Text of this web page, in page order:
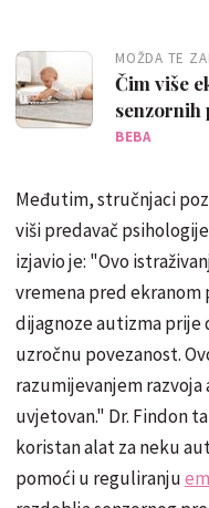
MOŽDA TE
Čim više
senzornih
potvrđeno
BEBA
Međutim, stručnjaci
viši predavač
izjavio je: "Ovo
vremena pred ekranom
dijagnoze autizma prije
uzročnu povezanost.
razumijevanjem
uvjetovan." Dr. Findon
koristan alat za neku
pomoći u reguliranju